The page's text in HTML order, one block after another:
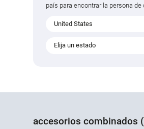
país para encontrar la persona
United States
Elija un estado
accesorios combinados